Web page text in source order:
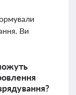
Ви